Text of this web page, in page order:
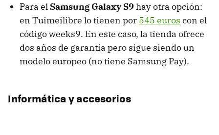
Para el Samsung Galaxy S9 hay otra opción:
en Tuimeilibre lo tienen por 545 euros con el
código weeks9. En este caso, la tienda ofrece
dos años de garantía pero sigue siendo un
modelo europeo (no tiene Samsung Pay).
Informática y accesorios